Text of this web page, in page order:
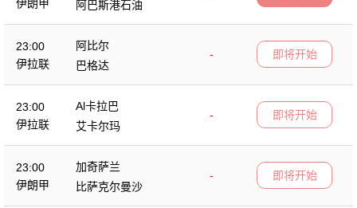
伊朗甲
阿巴斯港石油
23:00
伊拉联
阿比尔
-
巴格达
即将开始
23:00
伊拉联
Al卡拉巴
-
艾卡尔玛
即将开始
23:00
伊朗甲
加奇萨兰
-
比萨克尔曼沙
即将开始